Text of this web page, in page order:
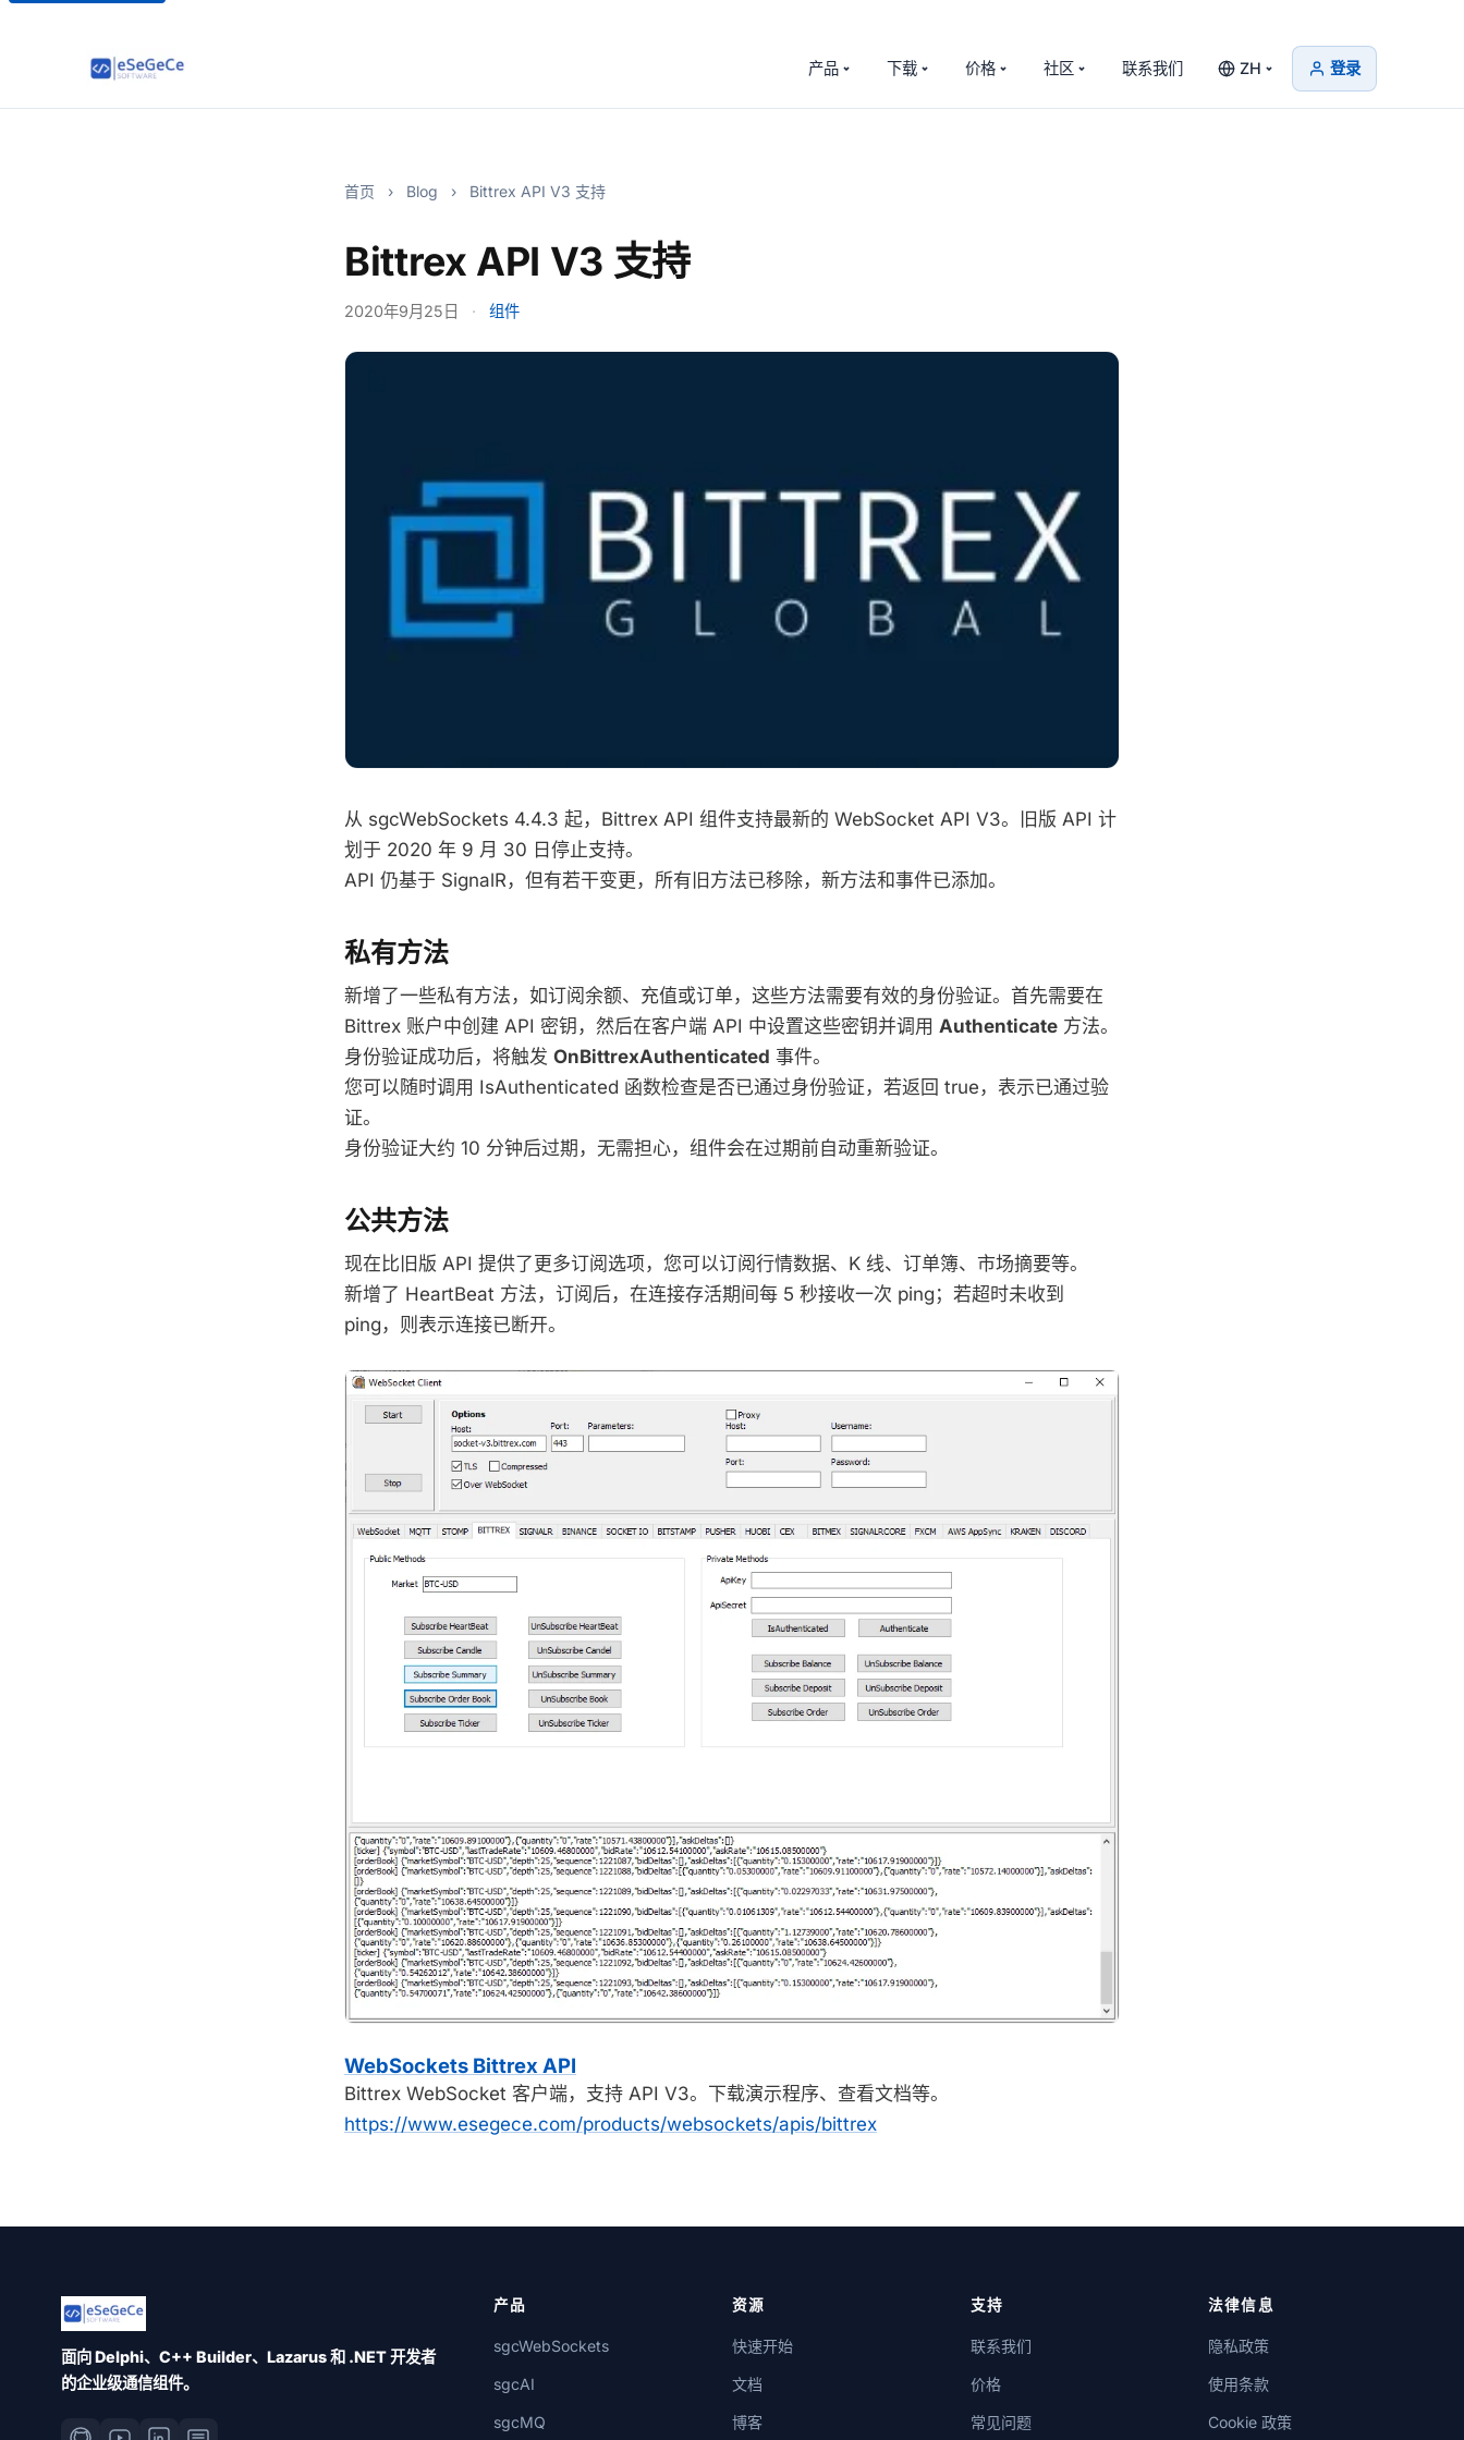
产品 下载 价格 社区 联系我们 ZH 登录
首页 › Blog › Bittrex API V3 支持
Bittrex API V3 支持
2020年9月25日 · 组件
从 sgcWebSockets 4.4.3 起，Bittrex API 组件支持最新的 WebSocket API V3。旧版 API 计
划于 2020 年 9 月 30 日停止支持。
API 仍基于 SignalR，但有若干变更，所有旧方法已移除，新方法和事件已添加。
私有方法
新增了一些私有方法，如订阅余额、充值或订单，这些方法需要有效的身份验证。首先需要在
Bittrex 账户中创建 API 密钥，然后在客户端 API 中设置这些密钥并调用 Authenticate 方法。
身份验证成功后，将触发 OnBittrexAuthenticated 事件。
您可以随时调用 IsAuthenticated 函数检查是否已通过身份验证，若返回 true，表示已通过验
证。
身份验证大约 10 分钟后过期，无需担心，组件会在过期前自动重新验证。
公共方法
现在比旧版 API 提供了更多订阅选项，您可以订阅行情数据、K 线、订单簿、市场摘要等。
新增了 HeartBeat 方法，订阅后，在连接存活期间每 5 秒接收一次 ping；若超时未收到
ping，则表示连接已断开。
WebSockets Bittrex API
Bittrex WebSocket 客户端，支持 API V3。下载演示程序、查看文档等。
https://www.esegece.com/products/websockets/apis/bittrex
面向 Delphi、C++ Builder、Lazarus 和 .NET 开发者
的企业级通信组件。
产品
sgcWebSockets
sgcAI
sgcMQ
资源
快速开始
文档
博客
支持
联系我们
价格
常见问题
法律信息
隐私政策
使用条款
Cookie 政策